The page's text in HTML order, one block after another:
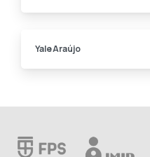
Yale Araújo